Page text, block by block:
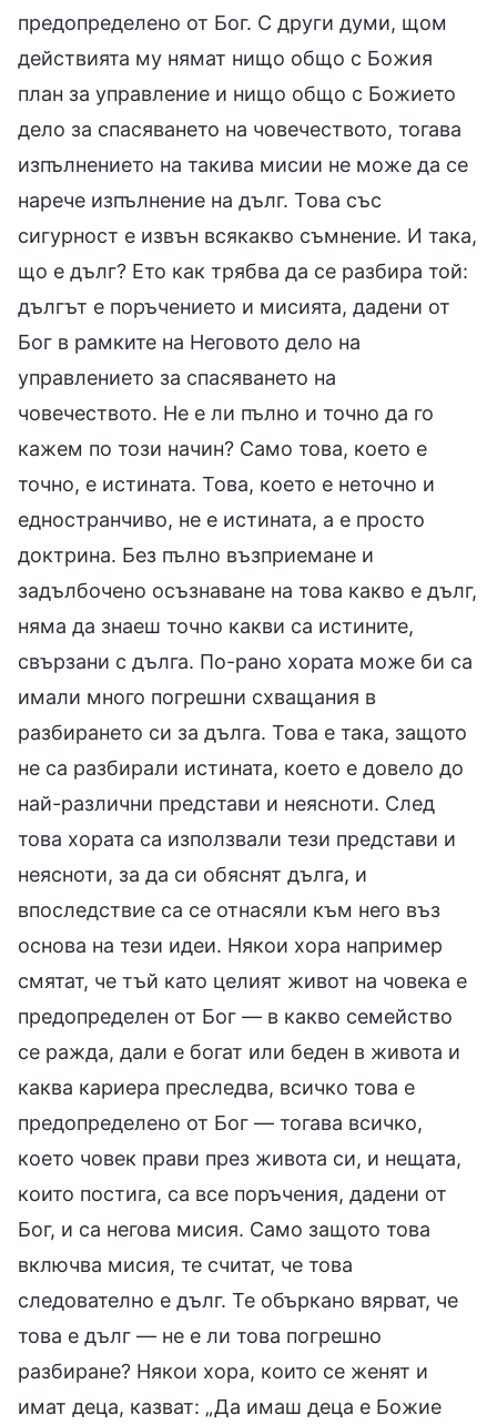
предопределено от Бог. С други думи, щом
действията му нямат нищо общо с Божия
план за управление и нищо общо с Божието
дело за спасяването на човечеството, тогава
изпълнението на такива мисии не може да се
нарече изпълнение на дълг. Това със
сигурност е извън всякакво съмнение. И така,
що е дълг? Ето как трябва да се разбира той:
дългът е поръчението и мисията, дадени от
Бог в рамките на Неговото дело на
управлението за спасяването на
човечеството. Не е ли пълно и точно да го
кажем по този начин? Само това, което е
точно, е истината. Това, което е неточно и
едностранчиво, не е истината, а е просто
доктрина. Без пълно възприемане и
задълбочено осъзнаване на това какво е дълг,
няма да знаеш точно какви са истините,
свързани с дълга. По-рано хората може би са
имали много погрешни схващания в
разбирането си за дълга. Това е така, защото
не са разбирали истината, което е довело до
най-различни представи и неясноти. След
това хората са използвали тези представи и
неясноти, за да си обяснят дълга, и
впоследствие са се отнасяли към него въз
основа на тези идеи. Някои хора например
смятат, че тъй като целият живот на човека е
предопределен от Бог — в какво семейство
се ражда, дали е богат или беден в живота и
каква кариера преследва, всичко това е
предопределено от Бог — тогава всичко,
което човек прави през живота си, и нещата,
които постига, са все поръчения, дадени от
Бог, и са негова мисия. Само защото това
включва мисия, те считат, че това
следователно е дълг. Те объркано вярват, че
това е дълг — не е ли това погрешно
разбиране? Някои хора, които се женят и
имат деца, казват: „Да имаш деца е Божие